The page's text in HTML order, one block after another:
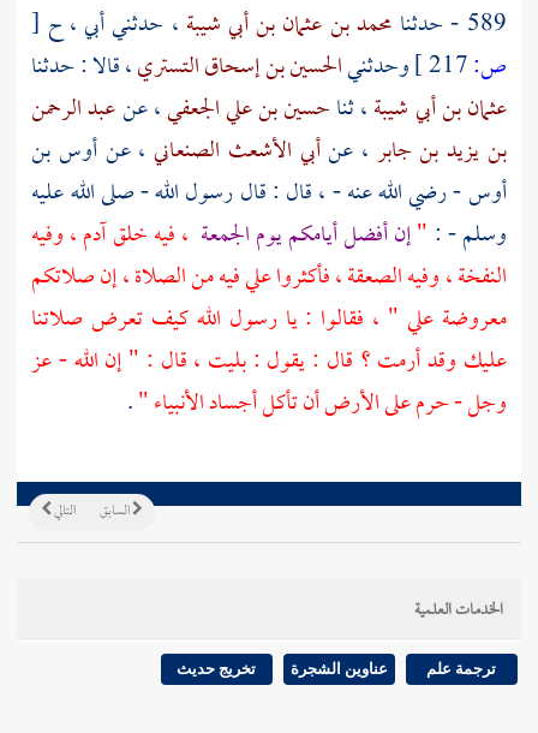
589 - حدثنا
محمد بن عثمان بن أبي شيبة ، حدثني أبي ، ح [
ص:
وحدثنيالحسين بن إسحاق التستري، قالا : حدثنا
عثمان بن أبي شيبة، ثناحسين بن علي الجعفي، عنعبد الرحمن
بن يزيد بن جابر ، عنأبي الأشعث الصنعاني ، عنأوس بن
أوس- رضي الله عنه - ، قال : قال رسول الله - صلى الله عليه
وسلم - : "إن أفضل أيامكم يوم الجمعة ، فيه خلق آدم ، وفيه
النفخة ، وفيه الصعقة ، فأكثروا علي فيه من الصلاة ، إن صلاتكم
معروضة علي " ، فقالوا : يا رسول الله كيف تعرض صلاتنا
عليك وقد أرمت ؟ قال : يقول : بليت ، قال : " إن الله - عز
وجل - حرم على الأرض أن تأكل أجساد الأنبياء ".
التالي السابق
الخدمات العلمية
ترجمة علم عناوين الشجرة تخريج حديث